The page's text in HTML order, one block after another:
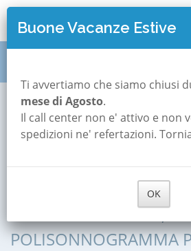
Carpineti
Carpineti
POLISONNOGRAFIA,
POLISONNOGRAMMA
Buone Vacanze Estive
Ti avvertiamo che siamo chiusi
mese di Agosto.
Il call center non e' attivo e non
spedizioni ne' refertazioni.
OK